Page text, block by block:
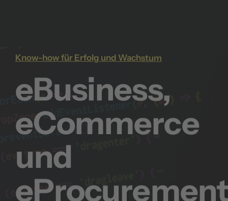
Know-how für Erfolg und Wachstum
eBusiness,
eCommerce
und